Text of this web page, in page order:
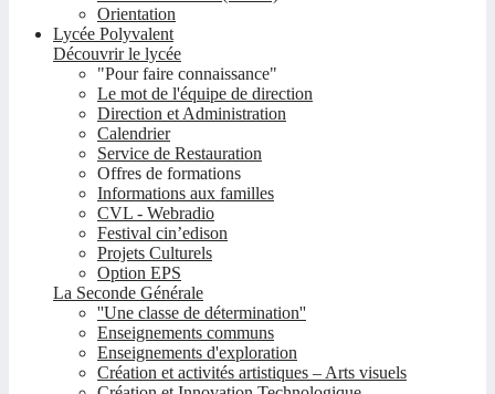
Orientation
Lycée Polyvalent
Découvrir le lycée
"Pour faire connaissance"
Le mot de l'équipe de direction
Direction et Administration
Calendrier
Service de Restauration
Offres de formations
Informations aux familles
CVL - Webradio
Festival cin’edison
Projets Culturels
Option EPS
La Seconde Générale
''Une classe de détermination''
Enseignements communs
Enseignements d'exploration
Création et activités artistiques – Arts visuels